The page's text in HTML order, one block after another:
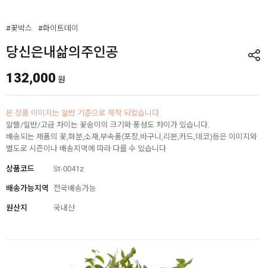
#꽃박스 #화이트데이
당신은내삶의주인공
132,000 원
본 상품 이미지는 일반 기준으로 제작 되었습니다.
알뜰/일반/고급 차이는 꽃송이의 크기와 풍성도 차이가 있습니다.
배송되는 제품의 꽃,화분,소재,부속품(포장,바구니,리본,카드,데코)등은 이미지와
별도로 시즌이나 배송지역에 따라 다를 수 있습니다
상품코드 St-0041z
배송가능지역 전국배송가능
원산지 국내산